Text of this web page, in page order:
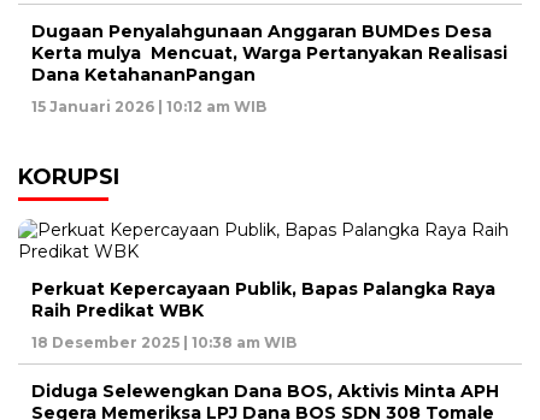
Dugaan Penyalahgunaan Anggaran BUMDes Desa
Kerta mulya Mencuat, Warga Pertanyakan Realisasi
Dana KetahananPangan
15 Januari 2026 | 10:12 am WIB
KORUPSI
Perkuat Kepercayaan Publik, Bapas Palangka Raya
Raih Predikat WBK
18 Desember 2025 | 10:38 am WIB
Diduga Selewengkan Dana BOS, Aktivis Minta APH
Segera Memeriksa LPJ Dana BOS SDN 308 Tomale